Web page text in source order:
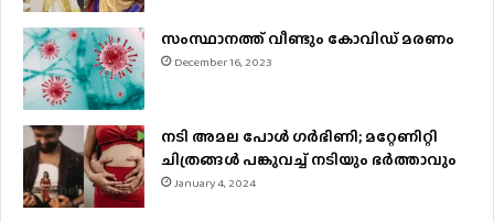
സംസ്ഥാനത്ത് വീണ്ടും കോവിഡ് മരണം
December 16, 2023
നടി അമല പോൾ ​ഗർഭിണി; മറ്റേണിറ്റി
ചിത്രങ്ങള്‍ പങ്കുവച്ച് നടിയും ഭർത്താവും
January 4, 2024